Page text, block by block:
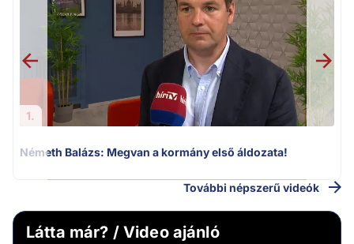
1.
Németh Balázs: Megvan a kormány első áldozata!
További népszerű videók
Látta már? / Video ajánló